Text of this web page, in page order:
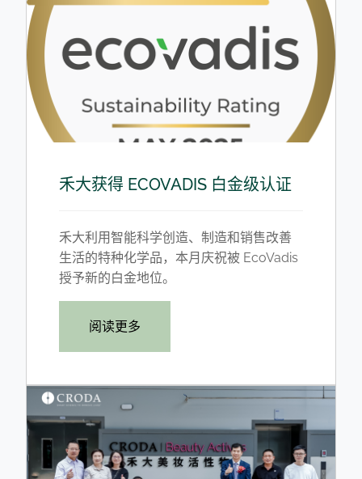
禾大获得 ECOVADIS 白金级认证
禾大利用智能科学创造、制造和销售改善
生活的特种化学品，本月庆祝被 EcoVadis
授予新的白金地位。
阅读更多